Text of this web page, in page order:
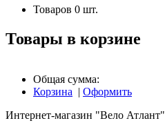
Товаров 0 шт.
Товары в корзине
Общая сумма:
Корзина | Оформить
Интернет-магазин "Вело Атлант"